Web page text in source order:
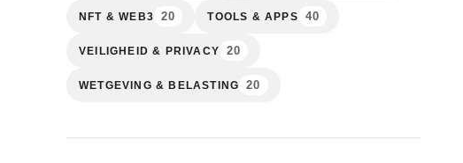
NFT & WEB3 20 TOOLS & APPS 40
VEILIGHEID & PRIVACY 20
WETGEVING & BELASTING 20